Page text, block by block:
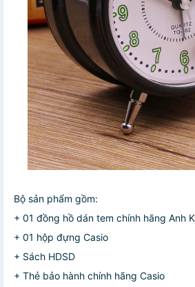
Bộ sản phẩm gồm:
+ 01 đồng hồ dán tem chính hãng Anh
+ 01 hộp đựng Casio
+ Sách HDSD
+ Thẻ bảo hành chính hãng Casio